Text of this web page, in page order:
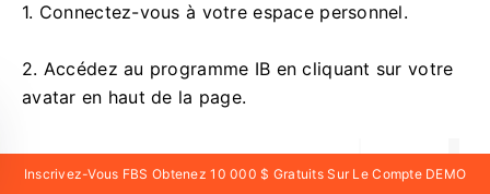
1. Connectez-vous à votre espace personnel.
2. Accédez au programme IB en cliquant sur votre
avatar en haut de la page.
Inscrivez-Vous FBS Obtenez 10 000 $ Gratuits Sur Le Compte DEMO